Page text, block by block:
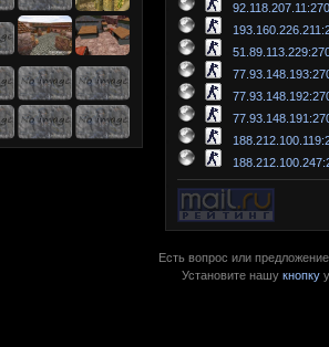
Есть вопрос или
Установите нашукнопку